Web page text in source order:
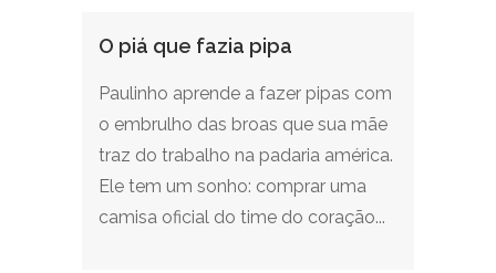
O piá que fazia pipa
Paulinho aprende a fazer pipas com
o embrulho das broas que sua mãe
traz do trabalho na padaria américa.
Ele tem um sonho: comprar uma
camisa oficial do time do coração...